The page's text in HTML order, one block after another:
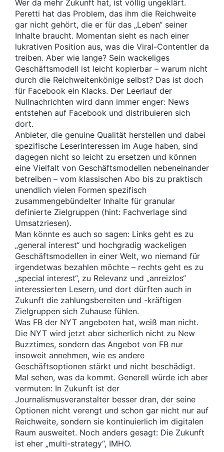
Wer da mehr Zukunft hat, ist völlig ungeklärt.
Peretti hat das Problem, das ihm die Reichweite
gar nicht gehört, die er für das „Leben“ seiner
Inhalte braucht. Momentan sieht es nach einer
lukrativen Position aus, was die Viral-Contentler da
treiben. Aber wie lange? Sein wackeliges
Geschäftsmodell ist leicht kopierbar – warum nicht
durch die Reichweitenkönige selbst? Das ist doch
für Facebook ein Klacks. Der Leerlauf der
Nullnachrichten wird dann immer enger: News
entstehen auf Facebook und distribuieren sich
dort.
Anbieter, die genuine Qualität herstellen und dabei
spezifische Leserinteressen im Auge haben, sind
dagegen nicht so leicht zu ersetzen und können
eine Vielfalt von Geschäftsmodellen nebeneinander
betreiben – vom klassischen Abo bis zu praktisch
unendlich vielen Formen spezifisch
zusammengebündelter Inhalte für granular
definierte Zielgruppen (hint: Fachverlage sind
Umsatzriesen).
Man könnte es auch so sagen: Links geht es zu
„general interest“ und hochgradig wackeligen
Geschäftsmodellen in einer Welt, wo niemand für
irgendetwas bezahlen möchte – rechts geht es zu
„special interest“, zu Relevanz und „anreizlos“
interessierten Lesern, und dort dürften auch in
Zukunft die zahlungsbereiten und -kräftigen
Zielgruppen sich Zuhause fühlen.
Was FB der NYT angeboten hat, weiß man nicht.
Die NYT wird jetzt aber sicherlich nicht zu New
Buzztimes, sondern das Angebot von FB nur
insoweit annehmen, wie es andere
Geschäftsoptionen stärkt und nicht beschädigt.
Mal sehen, was da kommt. Generell würde ich aber
vermuten: In Zukunft ist der
Journalismusveranstalter besser dran, der seine
Optionen nicht verengt und schon gar nicht nur auf
Reichweite, sondern sie kontinuierlich im digitalen
Raum ausweitet. Noch anders gesagt: Die Zukunft
ist eher „multi-strategy“, IMHO.